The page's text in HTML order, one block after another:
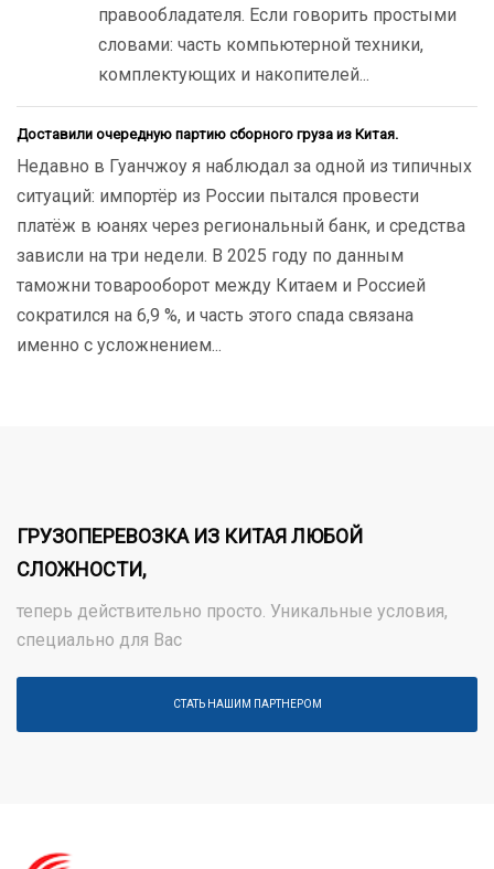
правообладателя. Если говорить простыми
словами: часть компьютерной техники,
комплектующих и накопителей...
Доставили очередную партию сборного груза из Китая.
Недавно в Гуанчжоу я наблюдал за одной из типичных
ситуаций: импортёр из России пытался провести
платёж в юанях через региональный банк, и средства
зависли на три недели. В 2025 году по данным
таможни товарооборот между Китаем и Россией
сократился на 6,9 %, и часть этого спада связана
именно с усложнением...
ГРУЗОПЕРЕВОЗКА ИЗ КИТАЯ ЛЮБОЙ
СЛОЖНОСТИ,
теперь действительно просто. Уникальные условия,
специально для Вас
СТАТЬ НАШИМ ПАРТНЕРОМ